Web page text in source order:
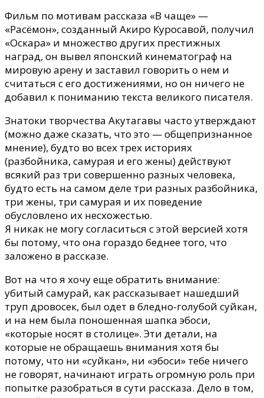
Фильм по мотивам рассказа «В чаще» —
«Расёмон», созданный Акиро Куросавой, получил
«Оскара» и множество других престижных
наград, он вывел японский кинематограф на
мировую арену и заставил говорить о нем и
считаться с его достижениями, но он ничего не
добавил к пониманию текста великого писателя.
Знатоки творчества Акутагавы часто утверждают
(можно даже сказать, что это — общепризнанное
мнение), будто во всех трех историях
(разбойника, самурая и его жены) действуют
всякий раз три совершенно разных человека,
будто есть на самом деле три разных разбойника,
три жены, три самурая и их поведение
обусловлено их несхожестью.
Я никак не могу согласиться с этой версией хотя
бы потому, что она гораздо беднее того, что
заложено в рассказе.
Вот на что я хочу еще обратить внимание:
убитый самурай, как рассказывает нашедший
труп дровосек, был одет в бледно-голубой суйкан,
и на нем была поношенная шапка эбоси,
«которые носят в столице». Эти детали, на
которые не обращаешь внимания хотя бы
потому, что ни «суйкан», ни «эбоси» тебе ничего
не говорят, начинают играть огромную роль при
попытке разобраться в сути рассказа. Дело в том,